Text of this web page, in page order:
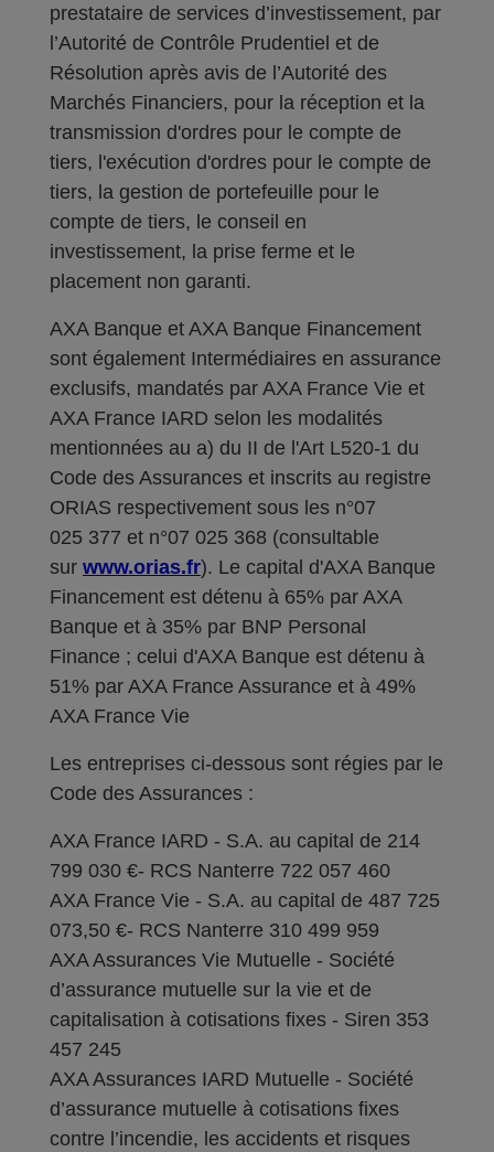
prestataire de services d’investissement, par
l’Autorité de Contrôle Prudentiel et de
Résolution après avis de l’Autorité des
Marchés Financiers, pour la réception et la
transmission d'ordres pour le compte de
tiers, l'exécution d'ordres pour le compte de
tiers, la gestion de portefeuille pour le
compte de tiers, le conseil en
investissement, la prise ferme et le
placement non garanti.
AXA Banque et AXA Banque Financement
sont également Intermédiaires en assurance
exclusifs, mandatés par AXA France Vie et
AXA France IARD selon les modalités
mentionnées au a) du II de l'Art L520-1 du
Code des Assurances et inscrits au registre
ORIAS respectivement sous les n°07
025 377 et n°07 025 368 (consultable
sur www.orias.fr). Le capital d'AXA Banque
Financement est détenu à 65% par AXA
Banque et à 35% par BNP Personal
Finance ; celui d'AXA Banque est détenu à
51% par AXA France Assurance et à 49%
AXA France Vie
Les entreprises ci-dessous sont régies par le
Code des Assurances :
AXA France IARD - S.A. au capital de 214
799 030 €- RCS Nanterre 722 057 460
AXA France Vie - S.A. au capital de 487 725
073,50 €- RCS Nanterre 310 499 959
AXA Assurances Vie Mutuelle - Société
d’assurance mutuelle sur la vie et de
capitalisation à cotisations fixes - Siren 353
457 245
AXA Assurances IARD Mutuelle - Société
d’assurance mutuelle à cotisations fixes
contre l’incendie, les accidents et risques